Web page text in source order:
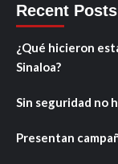
Recent Posts
¿Qué hicieron
Sinaloa?
Sin seguridad no
Presentan